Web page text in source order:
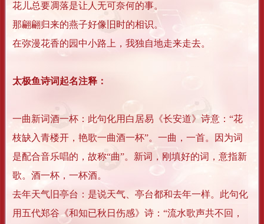
花儿总要凋落是让人无可奈何的事。
那翩翩归来的燕子好像旧时的相识。
在弥漫花香的园中小路上，我独自地走来走去。
太极鱼诗词起名注释：
一曲新词酒一杯：此句化用白居易《长安道》诗意：“花
枝缺入青楼开，艳歌一曲酒一杯”。一曲，一首。因为词
是配合音乐唱的，故称“曲”。新词，刚填好的词，意指新
歌。酒一杯，一杯酒。
去年天气旧亭台：是说天气、亭台都和去年一样。此句化
用五代郑谷《和知已秋日伤感》诗：“流水歌声共不回，